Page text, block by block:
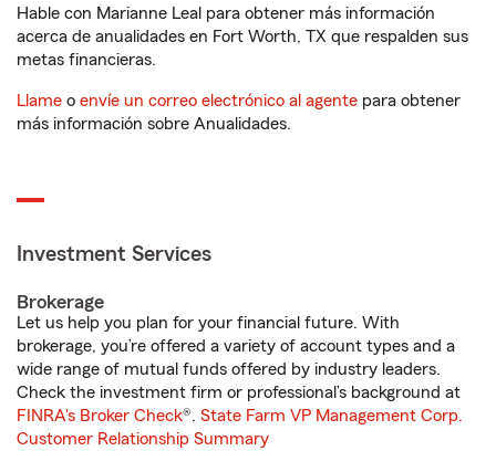
Hable con Marianne Leal para obtener más información
acerca de anualidades en Fort Worth, TX que respalden sus
metas financieras.
Llame o envíe un correo electrónico al agente para obtener
más información sobre Anualidades.
Investment Services
Brokerage
Let us help you plan for your financial future. With
brokerage, you’re offered a variety of account types and a
wide range of mutual funds offered by industry leaders.
Check the investment firm or professional’s background at
FINRA's Broker Check®. State Farm VP Management Corp.
Customer Relationship Summary